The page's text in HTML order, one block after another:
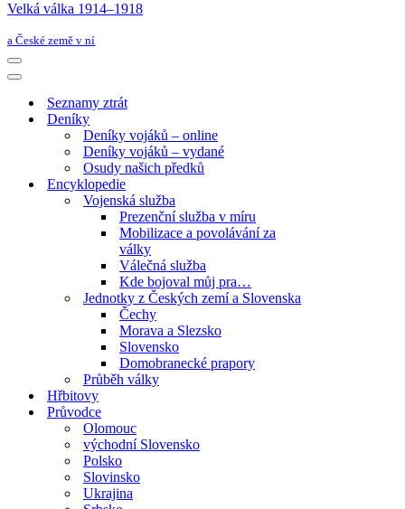
Velká válka 1914–⁠⁠⁠⁠⁠⁠1918
a České země v ní
Navigační
menu
Navigační
Seznamy ztrát
Deníky
Deníky vojáků – online
Deníky vojáků – vydané
Osudy našich předků
Encyklopedie
Vojenská služba
Prezenční služba v míru
Mobilizace a povolávání za
války
Válečná služba
Kde bojoval můj pra…
Jednotky z Českých zemí a Slovenska
Čechy
Morava a Slezsko
Slovensko
Domobranecké prapory
Průběh války
Hřbitovy
Průvodce
Olomouc
východní Slovensko
Polsko
Slovinsko
Ukrajina